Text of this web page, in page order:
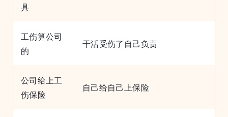
具
工伤算公司
的
干活受伤了自己负责
公司给上工
伤保险
自己给自己上保险